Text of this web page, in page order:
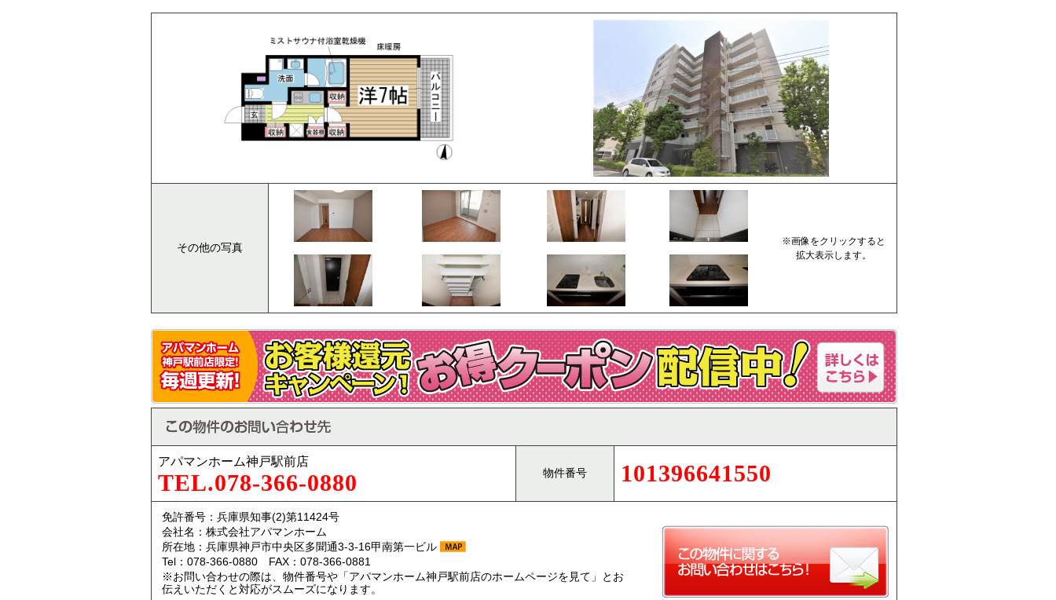
その他の写真
※画像をクリックすると
拡大表示します。
アパマンホーム神戸駅前店
TEL.078-366-0880 物件番号 101396641550
免許番号：兵庫県知事(2)第11424号
会社名：株式会社アパマンホーム
所在地：兵庫県神戸市中央区多聞通3-3-16甲南第一ビル
Tel：078-366-0880 FAX：078-366-0881
※お問い合わせの際は、物件番号や「アパマンホーム神戸駅前店のホームページを見て」とお
伝えいただくと対応がスムーズになります。